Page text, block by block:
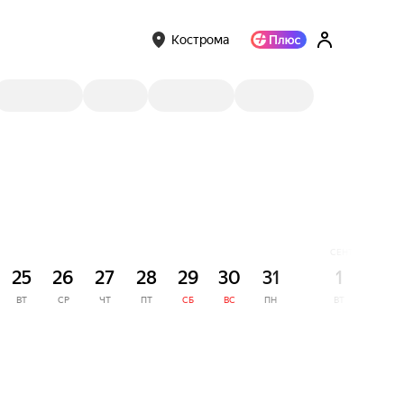
Кострома
25
ВТ
26
СР
27
ЧТ
28
ПТ
29
СБ
30
ВС
31
ПН
1
ВТ